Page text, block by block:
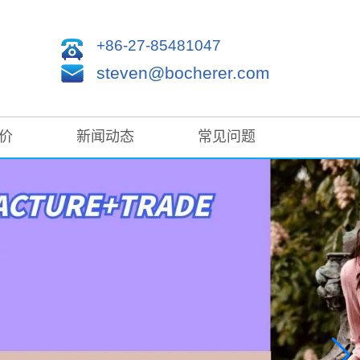
+86-27-85481047
steven@bocherer.com
新闻动态 常见问题